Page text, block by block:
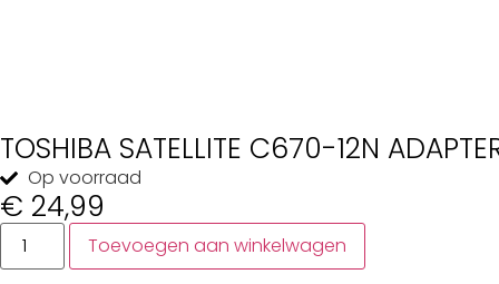
TOSHIBA SATELLITE C670-12N
Op voorraad
€ 24,99
Toevoegen aan winkelwagen